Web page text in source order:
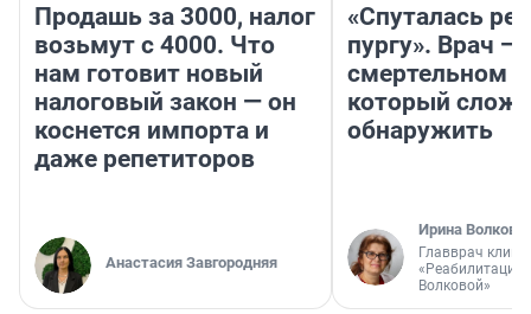
Продашь за 3000, налог
возьмут с 4000. Что
нам готовит новый
налоговый закон — он
коснется импорта и
даже репетиторов
Анастасия Завгородняя
«Спуталась
пургу». Врач —
смертельном
который
обнаружить
Ирина Волкова
Главврач
«Реабилитация
Волковой»